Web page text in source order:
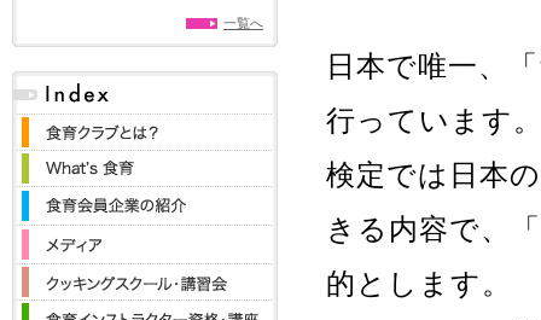
日本で唯一、
行っています
検定では日本
きる内容で、
的とします。
一覧へ